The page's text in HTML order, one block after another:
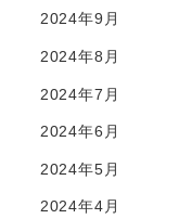
2024年9月
2024年8月
2024年7月
2024年6月
2024年5月
2024年4月